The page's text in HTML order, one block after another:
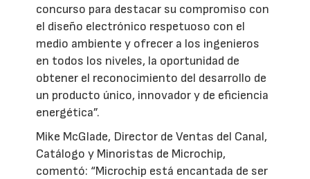
concurso para destacar su compromiso con
el diseño electrónico respetuoso con el
medio ambiente y ofrecer a los ingenieros
en todos los niveles, la oportunidad de
obtener el reconocimiento del desarrollo de
un producto único, innovador y de eficiencia
energética”.
Mike McGlade, Director de Ventas del Canal,
Catálogo y Minoristas de Microchip,
comentó: “Microchip está encantada de ser